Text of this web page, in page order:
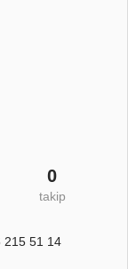
0
takip
215 51 14